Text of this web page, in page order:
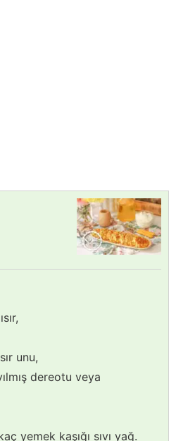
unu,
dereotu veya
yemek kaşığı sıvı yağ.